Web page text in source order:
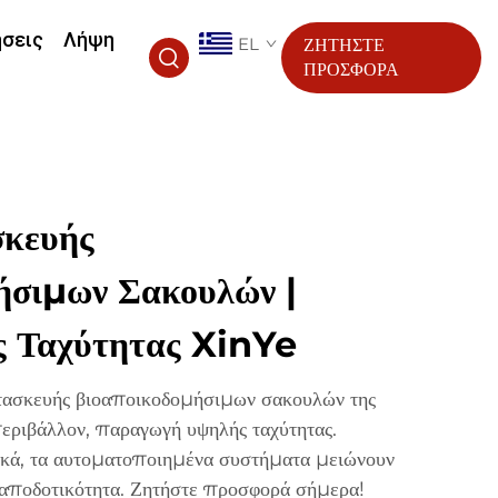
Λήψη EL
ΖΗΤΗΣΤΕ
ΠΡΟΣΦΟΡΑ
Σακουλών |
Ταχύτητας XinYe
βιοαποικοδομήσιμων σακουλών της
παραγωγή υψηλής ταχύτητας.
τα αυτοματοποιημένα συστήματα μειώνουν
Ζητήστε προσφορά σήμερα!